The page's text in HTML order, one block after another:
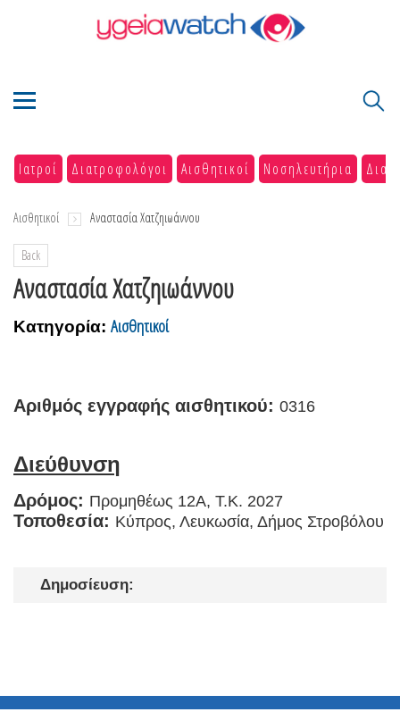
Ιατροί Διατροφολόγοι Αισθητικοί Νοσηλευτήρια
Αισθητικοί Αναστασία Χατζηιωάννου
Back
Αναστασία Χατζηιωάννου
Κατηγορία: Αισθητικοί
Αριθμός εγγραφής αισθητικού: 0316
Διεύθυνση
Δρόμος: Προμηθέως 12Α, T.K. 2027
Τοποθεσία: Κύπρος, Λευκωσία, Δήμος Στροβόλου
Δημοσίευση: